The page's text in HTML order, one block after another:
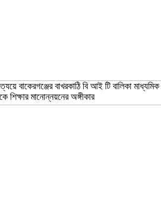
বাকেরগঞ্জের বাখরকাঠি বি আই টি বালিকা মাধ্যমিক
শিক্ষার মানোন্নয়নের অঙ্গীকার